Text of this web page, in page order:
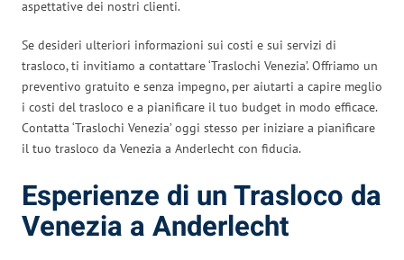
aspettative dei nostri clienti.
Se desideri ulteriori informazioni sui costi e sui servizi di
trasloco, ti invitiamo a contattare ‘Traslochi Venezia’. Offriamo un
preventivo gratuito e senza impegno, per aiutarti a capire meglio
i costi del trasloco e a pianificare il tuo budget in modo efficace.
Contatta ‘Traslochi Venezia’ oggi stesso per iniziare a pianificare
il tuo trasloco da Venezia a Anderlecht con fiducia.
Esperienze di un Trasloco da
Venezia a Anderlecht